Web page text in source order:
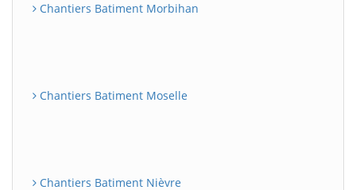
Chantiers Batiment Morbihan
Chantiers Batiment Moselle
Chantiers Batiment Nièvre